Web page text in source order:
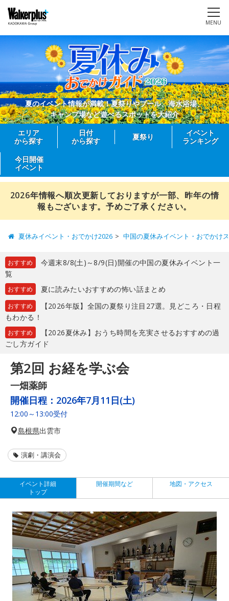
MENU
夏のイベント情報が満載！夏祭りやプール、海水浴場、
キャンプ場など遊べるスポットを大紹介
エリア
から探す
日付
から探す
夏祭り
イベント
ランキング
今日開催
イベント
2026年情報へ順次更新しておりますが一部、昨年の情
報もございます。予めご了承ください。
夏休みイベント・おでかけ2026 中国の夏休みイベント・おでかけ
おすすめ
今週末8/8(土)～8/9(日)開催の中国の夏休みイベント一
覧
おすすめ 夏に読みたいおすすめの怖い話まとめ
おすすめ
【2026年版】全国の夏祭り注目27選。見どころ・日程
もわかる！
おすすめ
【2026夏休み】おうち時間を充実させるおすすめの過
ごし方ガイド
第2回 お経を学ぶ会
一畑薬師
開催日程： 2026年7月11日(土)
12:00～13:00受付
島根県出雲市
演劇・講演会
イベント詳細
トップ
開催期間など 地図・アクセス